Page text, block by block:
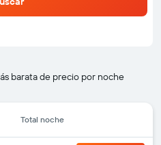
barata de precio por noche
Total noche